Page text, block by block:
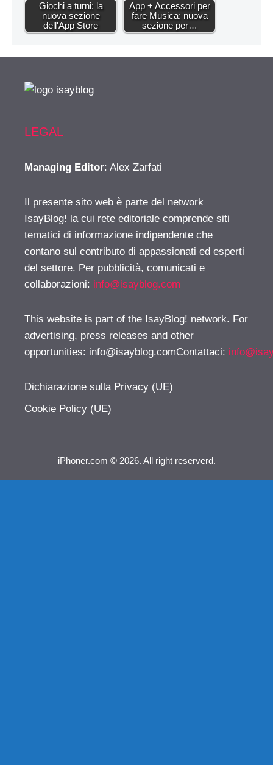
Giochi a turni: la
nuova sezione
dell'App Store
App + Accessori per
fare Musica: nuova
sezione per…
LEGAL
Managing Editor: Alex Zarfati
Il presente sito web è parte del network
IsayBlog! la cui rete editoriale comprende siti
tematici di informazione indipendente che
contano sul contributo di appassionati ed esperti
del settore. Per pubblicità, comunicati e
collaborazioni: info@isayblog.com
This website is part of the IsayBlog! network. For
advertising, press releases and other
opportunities: info@isayblog.comContattaci:
Dichiarazione sulla Privacy (UE)
Cookie Policy (UE)
iPhoner.com © 2026. All right reserverd.